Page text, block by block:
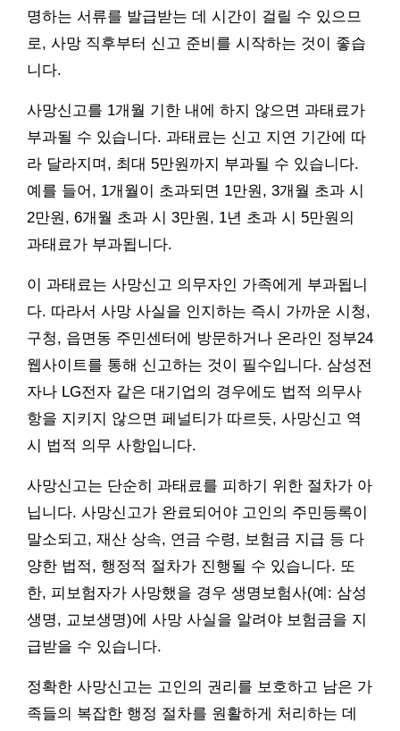
명하는 서류를 발급받는 데 시간이 걸릴 수 있으므
로, 사망 직후부터 신고 준비를 시작하는 것이 좋습
니다.
사망신고를 1개월 기한 내에 하지 않으면 과태료가
부과될 수 있습니다. 과태료는 신고 지연 기간에 따
라 달라지며, 최대 5만원까지 부과될 수 있습니다.
예를 들어, 1개월이 초과되면 1만원, 3개월 초과 시
2만원, 6개월 초과 시 3만원, 1년 초과 시 5만원의
과태료가 부과됩니다.
이 과태료는 사망신고 의무자인 가족에게 부과됩니
다. 따라서 사망 사실을 인지하는 즉시 가까운 시청,
구청, 읍면동 주민센터에 방문하거나 온라인 정부24
웹사이트를 통해 신고하는 것이 필수입니다. 삼성전
자나 LG전자 같은 대기업의 경우에도 법적 의무사
항을 지키지 않으면 페널티가 따르듯, 사망신고 역
시 법적 의무 사항입니다.
사망신고는 단순히 과태료를 피하기 위한 절차가 아
닙니다. 사망신고가 완료되어야 고인의 주민등록이
말소되고, 재산 상속, 연금 수령, 보험금 지급 등 다
양한 법적, 행정적 절차가 진행될 수 있습니다. 또
한, 피보험자가 사망했을 경우 생명보험사(예: 삼성
생명, 교보생명)에 사망 사실을 알려야 보험금을 지
급받을 수 있습니다.
정확한 사망신고는 고인의 권리를 보호하고 남은 가
족들의 복잡한 행정 절차를 원활하게 처리하는 데